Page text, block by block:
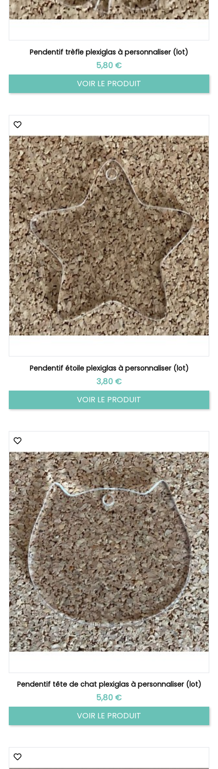
Pendentif trèfle plexiglas à personnaliser (lot)
Prix
5,80 €
VOIR LE PRODUIT
Pendentif étoile plexiglas à personnaliser (lot)
Prix
3,80 €
VOIR LE PRODUIT
Pendentif tête de chat plexiglas à personnaliser (lot)
Prix
5,80 €
VOIR LE PRODUIT